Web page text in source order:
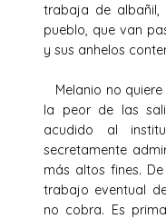
trabaja de albañil,
pueblo, que van
y sus anhelos
Melanio no
la peor de las
acudido al
secretamente
más altos fines.
trabajo eventual
no cobra. Es